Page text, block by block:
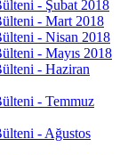
- Şubat 2018
- Mart 2018
- Nisan 2018
- Mayıs 2018
- Haziran
- Temmuz
- Ağustos